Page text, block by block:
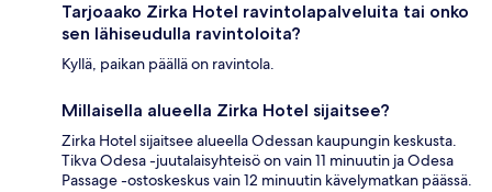
Tarjoaako Zirka Hotel ravintolapalveluita tai onko
sen lähiseudulla ravintoloita?
Kyllä, paikan päällä on ravintola.
Millaisella alueella Zirka Hotel sijaitsee?
Zirka Hotel sijaitsee alueella Odessan kaupungin keskusta.
Tikva Odesa -juutalaisyhteisö on vain 11 minuutin ja Odesa
Passage -ostoskeskus vain 12 minuutin kävelymatkan päässä.